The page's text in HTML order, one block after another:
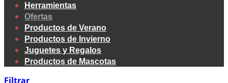
Herramientas
Ofertas
Productos de Verano
Productos de Invierno
Juguetes y Regalos
Productos de Mascotas
Filtrar